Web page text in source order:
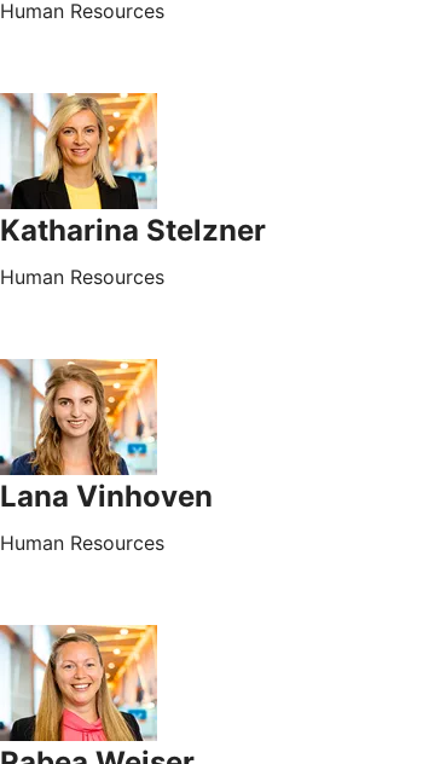
Human Resources
Katharina Stelzner
Human Resources
Lana Vinhoven
Human Resources